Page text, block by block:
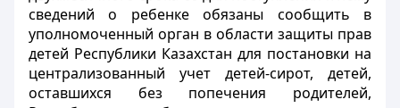
сведений о ребенке обязаны сообщить в
уполномоченный орган в области защиты прав
детей Республики Казахстан для постановки на
централизованный учет детей-сирот, детей,
оставшихся без попечения родителей,